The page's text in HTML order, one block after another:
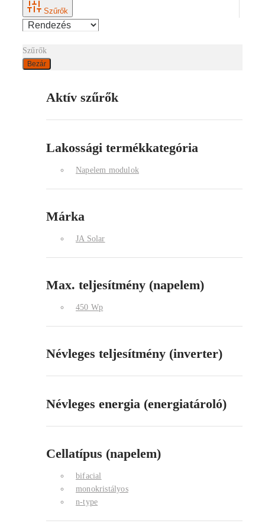
Szűrők
Szűrők
Bezár
Aktív szűrők
Lakossági termékkategória
Napelem modulok
Márka
JA Solar
Max. teljesítmény (napelem)
450 Wp
Névleges teljesítmény (inverter)
Névleges energia (energiatároló)
Cellatípus (napelem)
bifacial
monokristályos
n-type